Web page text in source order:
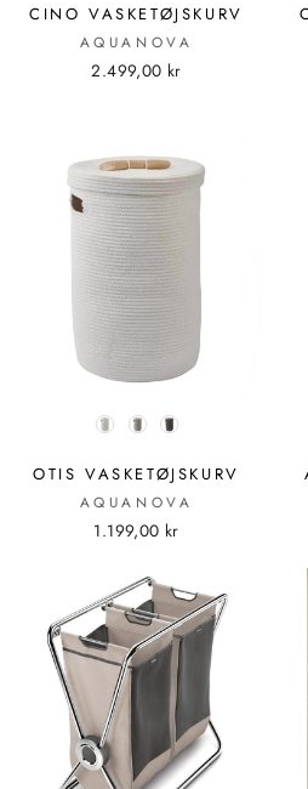
CINO VASKETØJSKURV
AQUANOVA
2.499,00 kr
OTIS VASKETØJSKURV
AQUANOVA
1.199,00 kr